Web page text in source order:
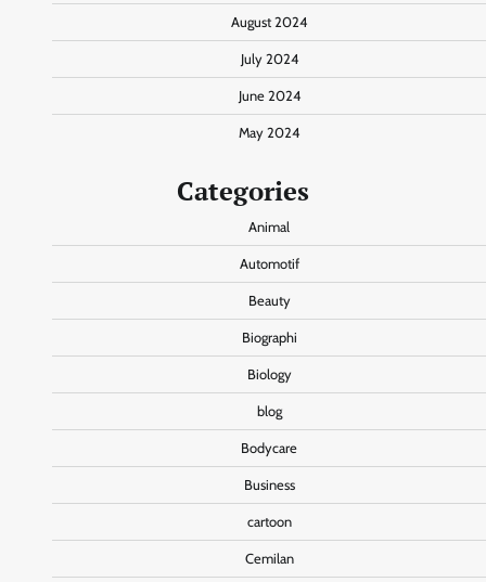
August 2024
July 2024
June 2024
May 2024
Categories
Animal
Automotif
Beauty
Biographi
Biology
blog
Bodycare
Business
cartoon
Cemilan